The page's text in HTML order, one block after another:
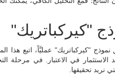
"كيركباتريك"
"كيركباتريك" عمليَّاً، اتبع هذا
الاستثمار في الاعتبار. في مرحلة
نريد تحقيقها.